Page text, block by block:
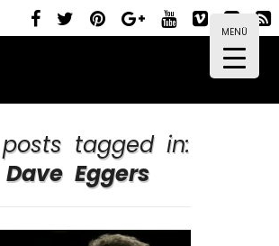
MENÜ
tagged in:
Dave Eggers